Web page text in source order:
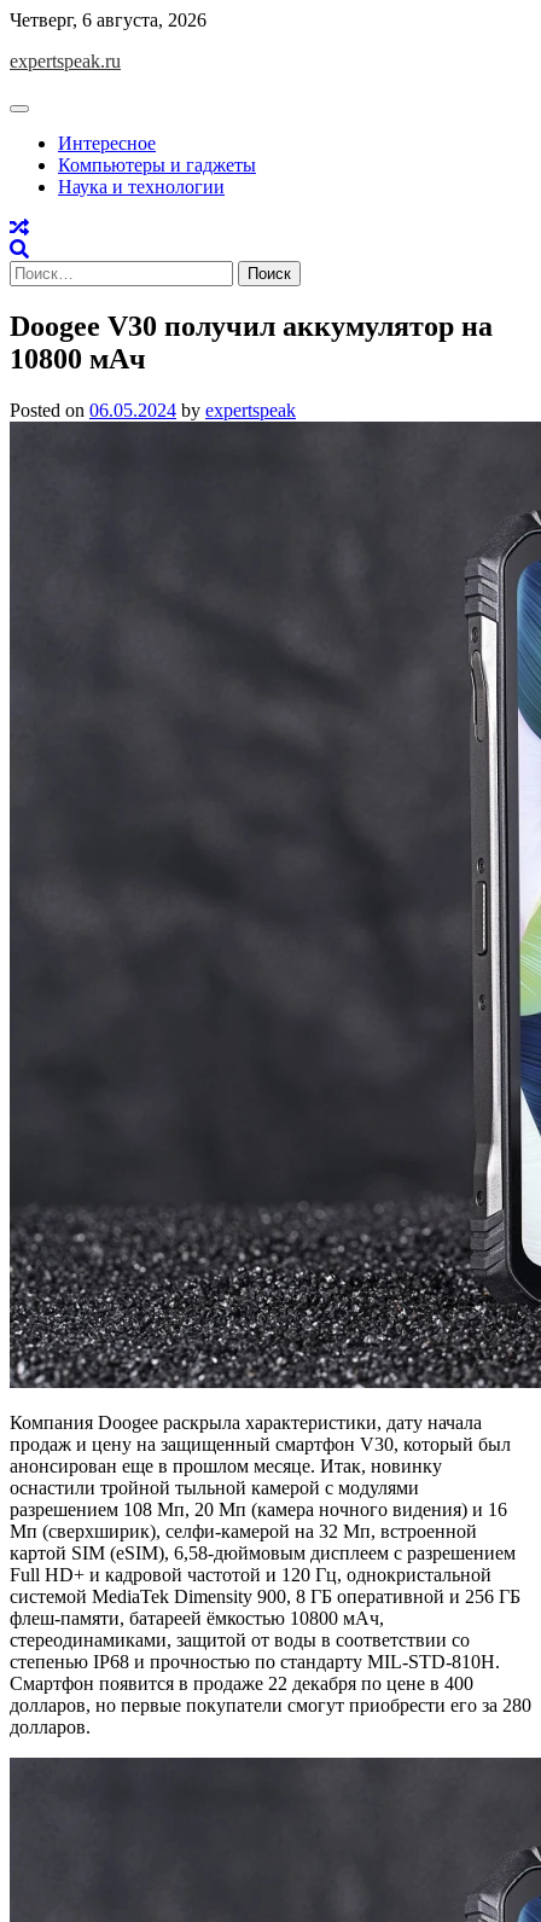
Skip
content
Четверг, 6 августа, 2026
expertspeak.ru
Интересное
Компьютеры и гаджеты
Наука и технологии
Найти:
Doogee V30 получил аккумулятор на
10800 мАч
Posted on 06.05.2024 by expertspeak
Компания Doogee раскрыла характеристики, дату начала
продаж и цену на защищенный смартфон V30, который был
анонсирован еще в прошлом месяце. Итак, новинку
оснастили тройной тыльной камерой с модулями
разрешением 108 Мп, 20 Мп (камера ночного видения) и 16
Мп (сверхширик), селфи-камерой на 32 Мп, встроенной
картой SIM (eSIM), 6,58-дюймовым дисплеем с разрешением
Full HD+ и кадровой частотой и 120 Гц, однокристальной
системой MediaTek Dimensity 900, 8 ГБ оперативной и 256 ГБ
флеш-памяти, батареей ёмкостью 10800 мАч,
стереодинамиками, защитой от воды в соответствии со
степенью IP68 и прочностью по стандарту MIL-STD-810H.
Смартфон появится в продаже 22 декабря по цене в 400
долларов, но первые покупатели смогут приобрести его за 280
долларов.